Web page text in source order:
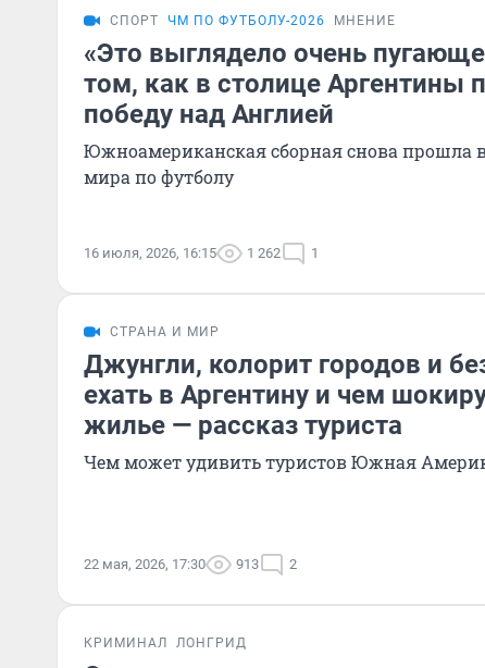
СПОРТ ЧМ ПО ФУТБОЛУ-2026 МНЕНИЕ
«Это выглядело очень
том, как в столице Аргентины
победу над Англией
Южноамериканская сборная снова прошла
мира по футболу
16 июля, 2026, 16:15 1 262 1
СТРАНА И МИР
Джунгли, колорит городов и
ехать в Аргентину и чем
жилье — рассказ туриста
Чем может удивить туристов Южная
22 мая, 2026, 17:30 913 2
КРИМИНАЛ ЛОНГРИД